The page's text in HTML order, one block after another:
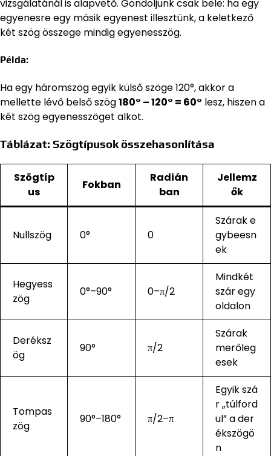
vizsgálatánál is alapvető. Gondoljunk csak bele: ha egy
egyenesre egy másik egyenest illesztünk, a keletkező
két szög összege mindig egyenesszög.
Példa:
Ha egy háromszög egyik külső szöge 120°, akkor a
mellette lévő belső szög180° – 120° = 60° lesz, hiszen a
két szög egyenesszöget alkot.
Táblázat: Szögtípusok összehasonlítása
Szögtíp
us
Fokban
Radián
ban
Jellemz
ők
Nullszög 0° 0
Szárak e
gybeesn
ek
Hegyess
zög
0°–90° 0–π/2
Mindkét
szár egy
oldalon
Deréksz
ög
90° π/2
Szárak
merőleg
esek
Tompas
zög
90°–180° π/2–π
Egyik szá
r „túlford
ul” a der
ékszögö
n